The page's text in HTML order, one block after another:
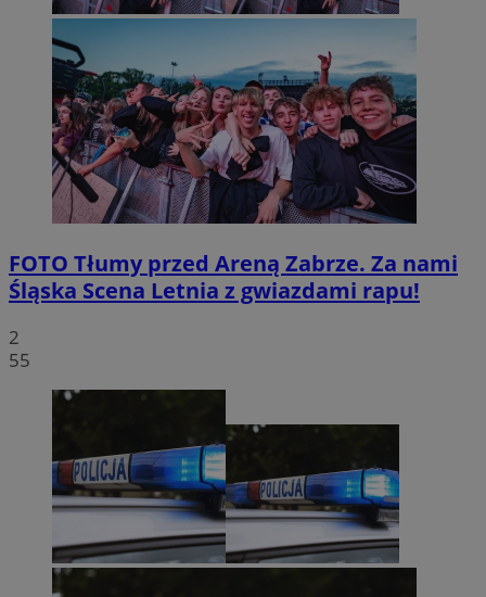
FOTO Tłumy przed Areną Zabrze. Za nami
Śląska Scena Letnia z gwiazdami rapu!
2
55